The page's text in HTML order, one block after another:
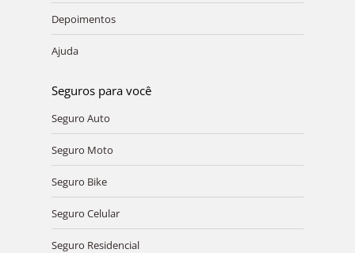
Depoimentos
Ajuda
Seguros para você
Seguro Auto
Seguro Moto
Seguro Bike
Seguro Celular
Seguro Residencial